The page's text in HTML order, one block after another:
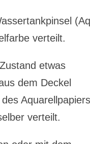
verteilt.
etwas
dem Deckel
Aquarellpapiers
verteilt.